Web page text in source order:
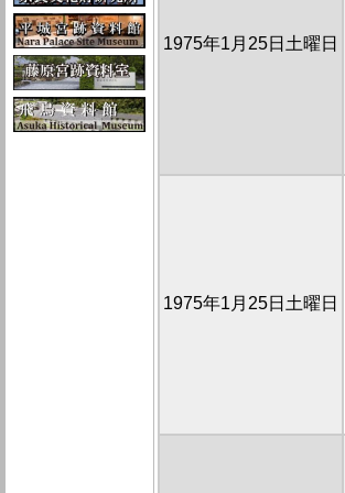
1975年1月25日土曜日
1975年1月25日土曜日